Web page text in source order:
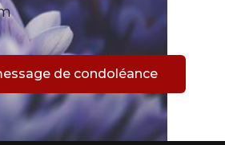
de condoléance